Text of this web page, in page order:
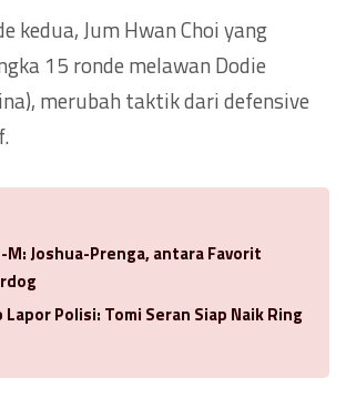
kedua, Jum Hwan Choi yang
15 ronde melawan Dodie
merubah taktik dari defensive
M: Joshua-Prenga, antara Favorit
Polisi: Tomi Seran Siap Naik Ring